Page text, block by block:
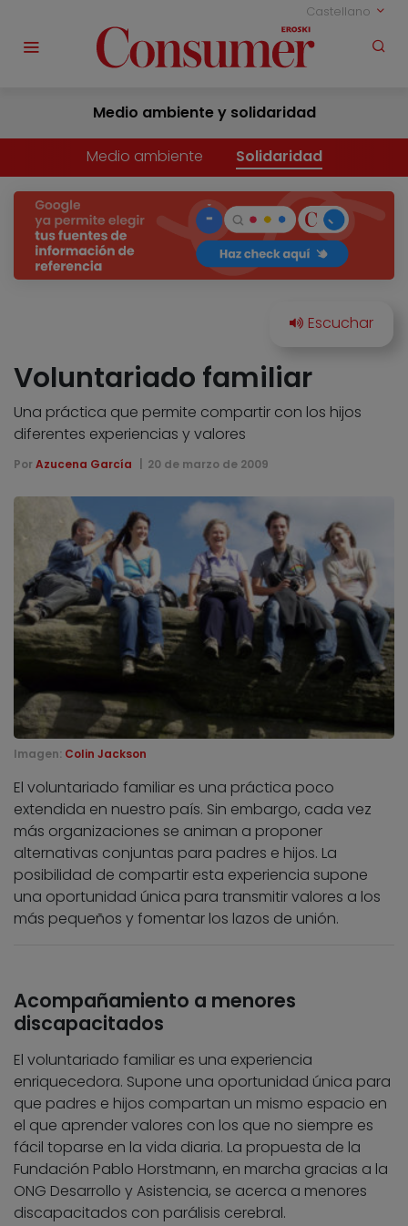
Castellano
Medio ambiente y solidaridad
Medio ambiente Solidaridad
Voluntariado familiar
Una práctica que permite compartir con los hijos
diferentes experiencias y valores
Por Azucena García 20 de marzo de 2009
Imagen: Colin Jackson
El voluntariado familiar es una práctica poco
extendida en nuestro país. Sin embargo, cada vez
más organizaciones se animan a proponer
alternativas conjuntas para padres e hijos. La
posibilidad de compartir esta experiencia supone
una oportunidad única para transmitir valores a los
más pequeños y fomentar los lazos de unión.
Acompañamiento a menores
discapacitados
El voluntariado familiar es una experiencia
enriquecedora. Supone una oportunidad única para
que padres e hijos compartan un mismo espacio en
el que aprender valores con los que no siempre es
fácil toparse en la vida diaria. La propuesta de la
Fundación Pablo Horstmann, en marcha gracias a la
ONG Desarrollo y Asistencia, se acerca a menores
discapacitados con parálisis cerebral.